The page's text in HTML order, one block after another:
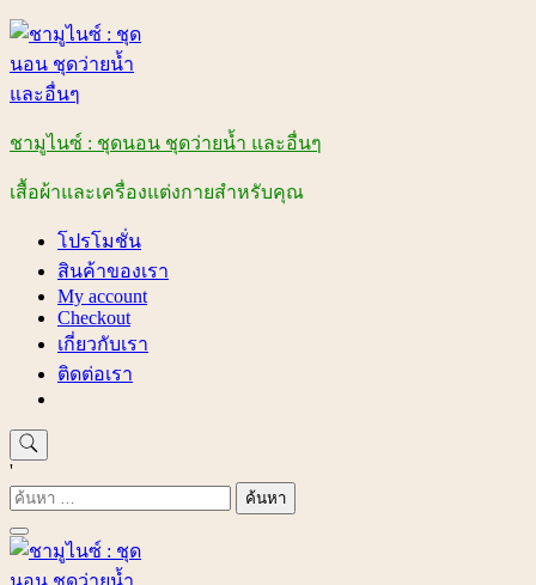
Skip
content
ชามูไนซ์ : ชุดนอน ชุดว่ายน้ำ และอื่นๆ
เสื้อผ้าและเครื่องแต่งกายสำหรับคุณ
โปรโมชั่น
สินค้าของเรา
My account
Checkout
เกี่ยวกับเรา
ติดต่อเรา
'
ค้นหา
สำหรับ: